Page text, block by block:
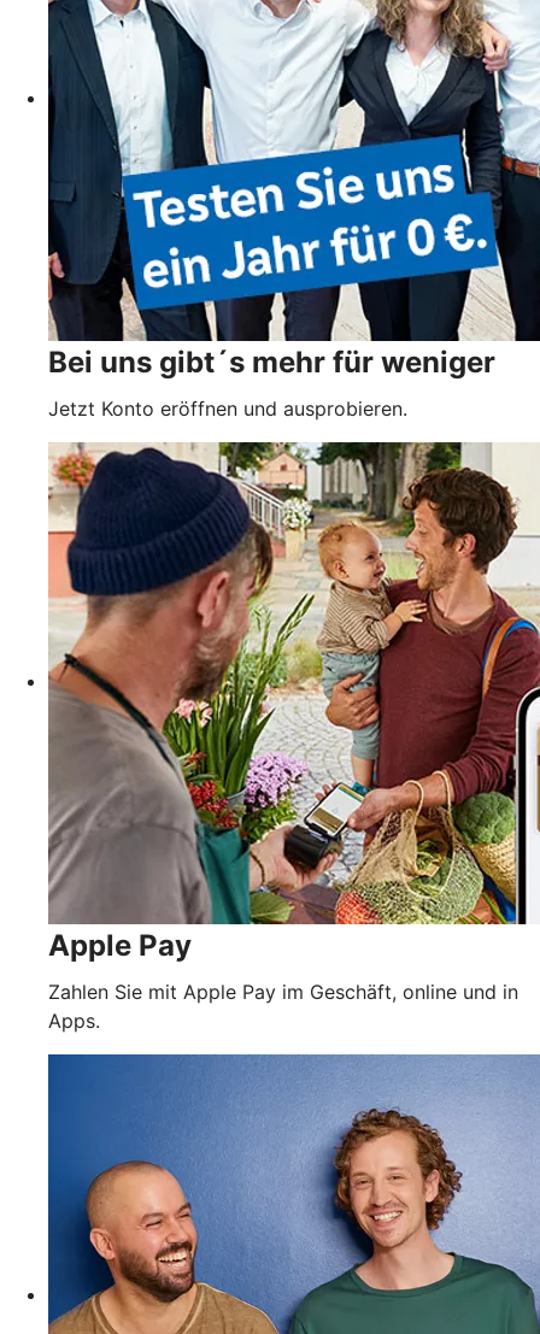
Bei uns gibt´s mehr für weniger
Jetzt Konto eröffnen und ausprobieren.
Apple Pay
Zahlen Sie mit Apple Pay im Geschäft, online und in
Apps.